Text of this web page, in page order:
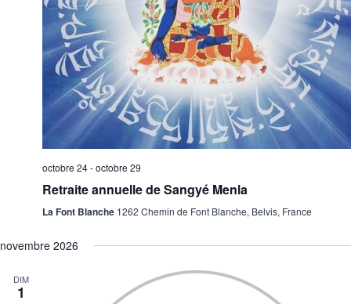
octobre 24-octobre 29
Retraite annuelle de Sangyé Menla
La Font Blanche 1262 Chemin de Font Blanche, Belvis, France
novembre 2026
DIM
1